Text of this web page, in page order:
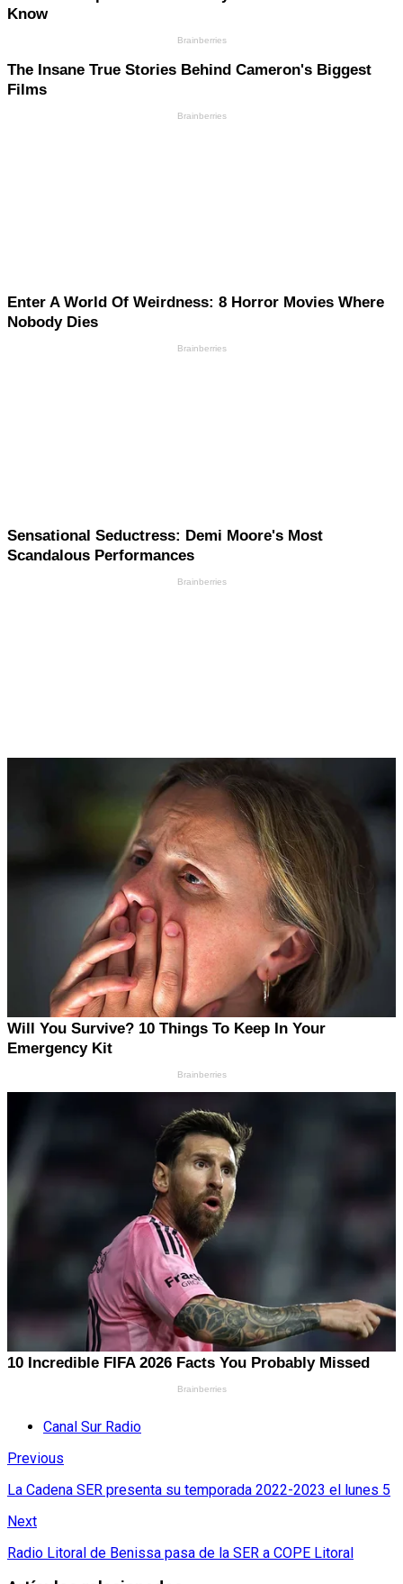
Canal Sur Radio
Previous
La Cadena SER presenta su temporada 2022-2023 el lunes 5
Next
Radio Litoral de Benissa pasa de la SER a COPE Litoral